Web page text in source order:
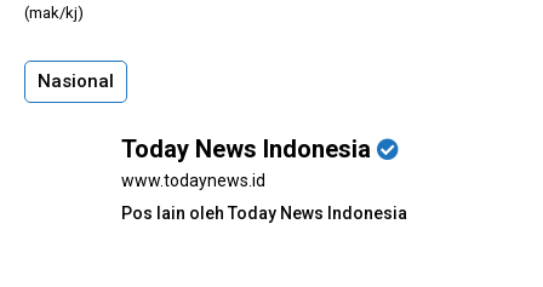
(mak/kj)
Nasional
Today News Indonesia
www.todaynews.id
Pos lain oleh Today News Indonesia